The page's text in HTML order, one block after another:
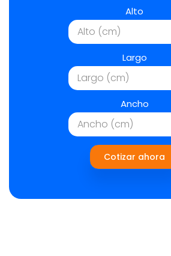
Alto
Largo
Ancho
Cotizar ahora